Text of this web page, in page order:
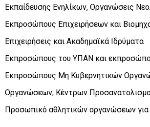
Εκπαίδευσης Ενηλίκων, Οργανώσεις
Εκπροσώπους Επιχειρήσεων και
Επιχειρήσεις και Ακαδημαϊκά Ιδρύματα
Εκπροσώπους του ΥΠΑΝ και
Εκπροσώπους Μη Κυβερνητικών
Οργανώσεων, Κέντρων
Προσωπικό αθλητικών οργανώσεων